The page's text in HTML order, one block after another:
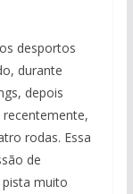
desportos
durante
depois
rodas. Essa
de
muito